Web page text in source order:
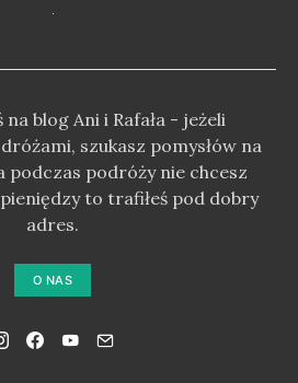
na blog Ani i Rafała - jeżeli
szukasz pomysłów na
podczas podróży nie chcesz
to trafiłeś pod dobry
adres.
O NAS